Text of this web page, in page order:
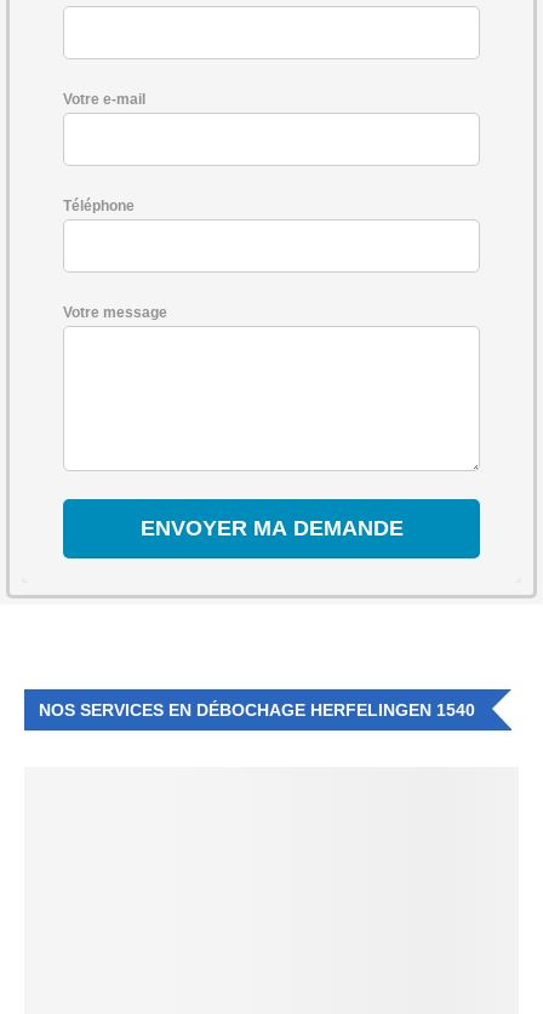
Votre e-mail
Téléphone
Votre message
NOS SERVICES EN DÉBOCHAGE HERFELINGEN 1540